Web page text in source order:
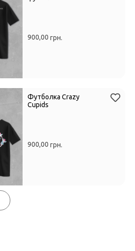
900,00 грн.
Футболка Crazy
Cupids
900,00 грн.